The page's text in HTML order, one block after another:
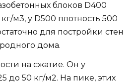
блоков D400
м3, у D500 плотность 500
для постройки стен
дома.
на сжатие. Он у
до 50 кг/м2. На пике, этих